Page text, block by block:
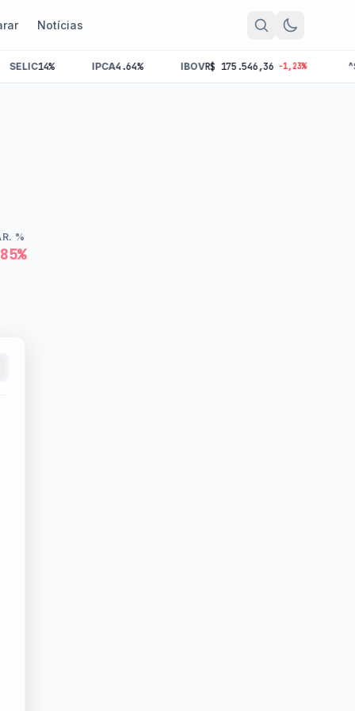
Notícias
IPCA4.64% IBOVR$ 175.546,36 -1,23% ^SMLL
%